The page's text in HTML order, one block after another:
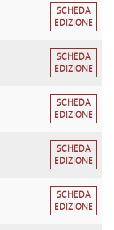
SCHEDA
EDIZIONE
SCHEDA
EDIZIONE
SCHEDA
EDIZIONE
SCHEDA
EDIZIONE
SCHEDA
EDIZIONE